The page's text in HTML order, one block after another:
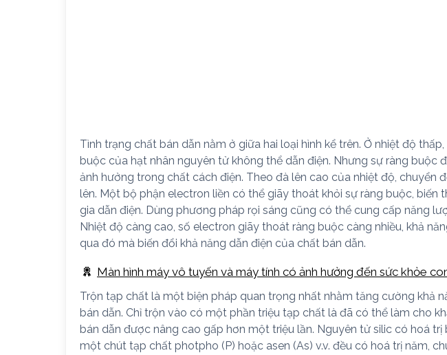
Tình trạng chất bán dẫn nằm ở giữa hai loại hình kể trên. Ở nhiệt độ
buộc của hạt nhân nguyên tử không thể dẫn điện. Nhưng sự ràng buộc
ảnh hưởng trong chất cách điện. Theo đà lên cao của nhiệt độ, chuyển
lên. Một bộ phận electron liền có thể giãy thoát khỏi sự ràng buộc, biến
gia dẫn điện. Dùng phương pháp rọi sáng cũng có thể cung cấp năng
Nhiệt độ càng cao, số electron giãy thoát ràng buộc càng nhiều, khả
qua đó mà biến đổi khả năng dẫn điện của chất bán dẫn.
Màn hình máy vô tuyến và máy tính có ảnh hưởng đến sức khỏe
Trộn tạp chất là một biện pháp quan trọng nhất nhằm tăng cường khả
bán dẫn. Chỉ trộn vào có một phần triệu tạp chất là đã có thể làm cho
bán dẫn được nâng cao gấp hơn một triệu lần. Nguyên tử silic có hoá trị
một chút tạp chất photpho (P) hoặc asen (As) v.v. đều có hoá trị năm,